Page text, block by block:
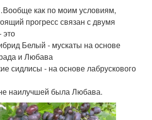
как по моим условиям,
прогресс связан с двумя
это
Белый - мускаты на основе
и Любава
сидлисы - на основе лабрускового
наилучшей была Любава.